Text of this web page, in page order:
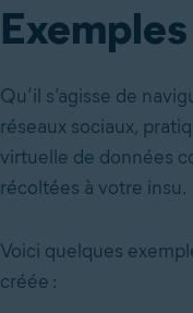
Qu’il s’agisse de
réseaux sociaux,
virtuelle de données
récoltées à votre insu.
Voici quelques
créée :